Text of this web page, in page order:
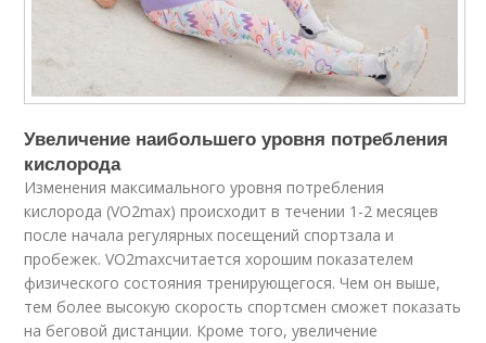
Увеличение наибольшего уровня потребления
кислорода
Изменения максимального уровня потребления
кислорода (VO2max) происходит в течении 1-2 месяцев
после начала регулярных посещений спортзала и
пробежек. VO2maxсчитается хорошим показателем
физического состояния тренирующегося. Чем он выше,
тем более высокую скорость спортсмен сможет показать
на беговой дистанции. Кроме того, увеличение